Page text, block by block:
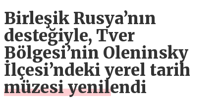
Birleşik Rusya’nın
desteğiyle, Tver
Bölgesi’nin Oleninsky
İlçesi’ndeki yerel tarih
müzesi yenilendi